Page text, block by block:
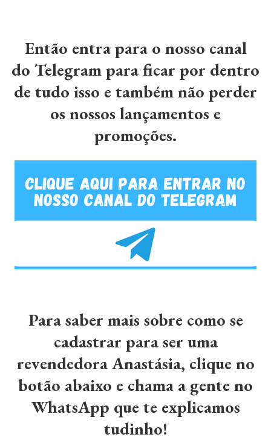
Então entra para o nosso canal
do Telegram para ficar por dentro
de tudo isso e também não perder
os nossos lançamentos e
promoções.
Para saber mais sobre como se
cadastrar para ser uma
revendedora Anastásia, clique no
botão abaixo e chama a gente no
WhatsApp que te explicamos
tudinho!